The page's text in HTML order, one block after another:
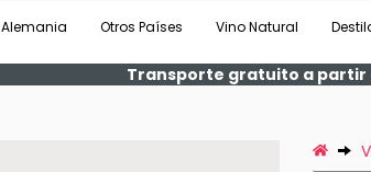
Alemania Otros Países Vino Natural
Transporte gratuito a partir